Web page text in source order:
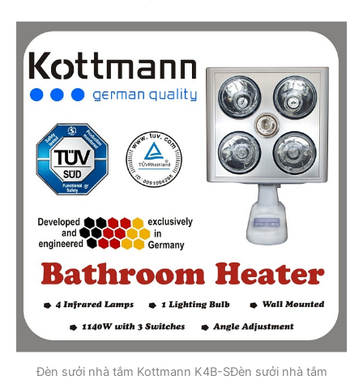
Đèn sưởi nhà tắm Kottmann K4B-SĐèn sưởi nhà tắm